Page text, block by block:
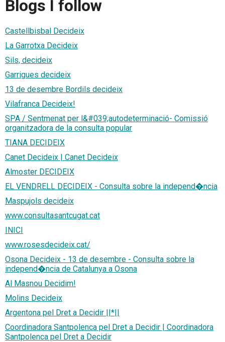
Blogs I follow
Castellbisbal Decideix
La Garrotxa Decideix
Sils, decideix
Garrigues decideix
13 de desembre Bordils decideix
Vilafranca Decideix!
SPA / Sentmenat per l&#039;autodeterminació- Comissió
organitzadora de la consulta popular
TIANA DECIDEIX
Canet Decideix | Canet Decideix
Almoster DECIDEIX
EL VENDRELL DECIDEIX - Consulta sobre la independ�ncia
Maspujols decideix
www.consultasantcugat.cat
INICI
www.rosesdecideix.cat/
Osona Decideix - 13 de desembre - Consulta sobre la
independ�ncia de Catalunya a Osona
Al Masnou Decidim!
Molins Decideix
Argentona pel Dret a Decidir ||*||
Coordinadora Santpolenca pel Dret a Decidir | Coordinadora
Santpolenca pel Dret a Decidir